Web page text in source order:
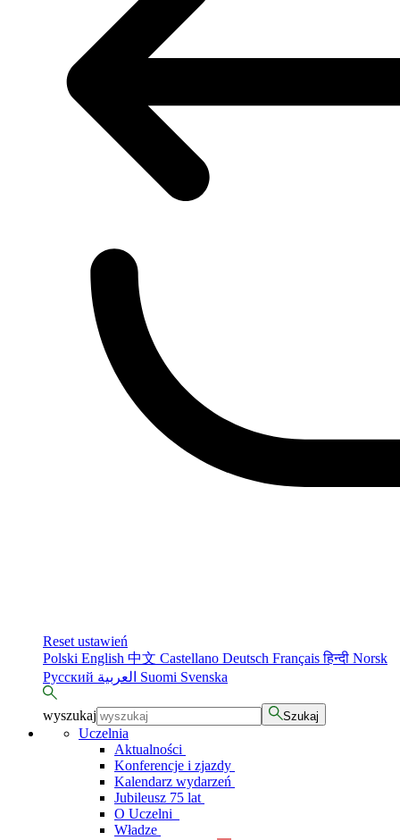
Reset ustawień
Polski English 中文 Castellano Deutsch Françaisहिन्दी Norsk
Русский
Suomi Svenska
wyszukaj Szukaj
Uczelnia
Aktualności
Konferencje i zjazdy
Kalendarz wydarzeń
Jubileusz 75 lat
O Uczelni
Władze